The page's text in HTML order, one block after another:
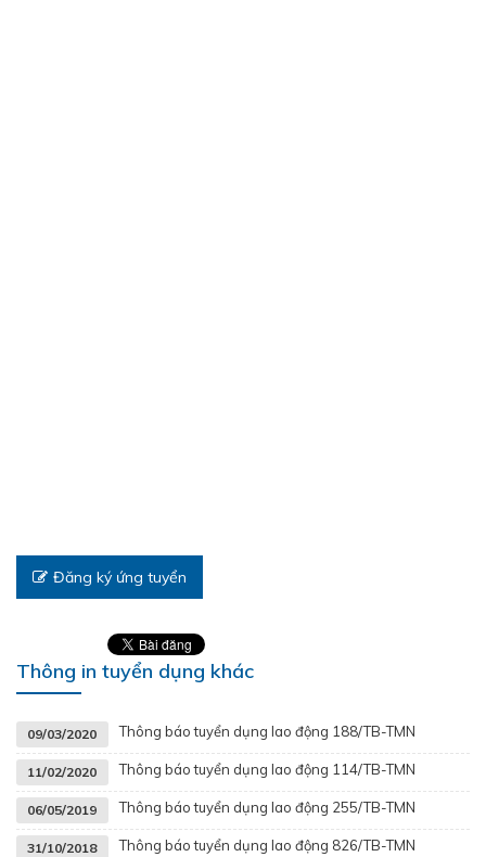
Đăng ký ứng tuyển
Thông in tuyển dụng khác
09/03/2020 Thông báo tuyển dụng lao động 188/TB-TMN
11/02/2020 Thông báo tuyển dụng lao động 114/TB-TMN
06/05/2019 Thông báo tuyển dụng lao động 255/TB-TMN
31/10/2018 Thông báo tuyển dụng lao động 826/TB-TMN